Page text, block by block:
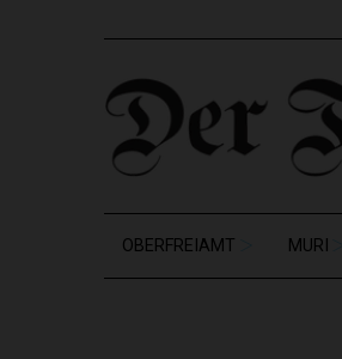
OBERFREIAMT MURI